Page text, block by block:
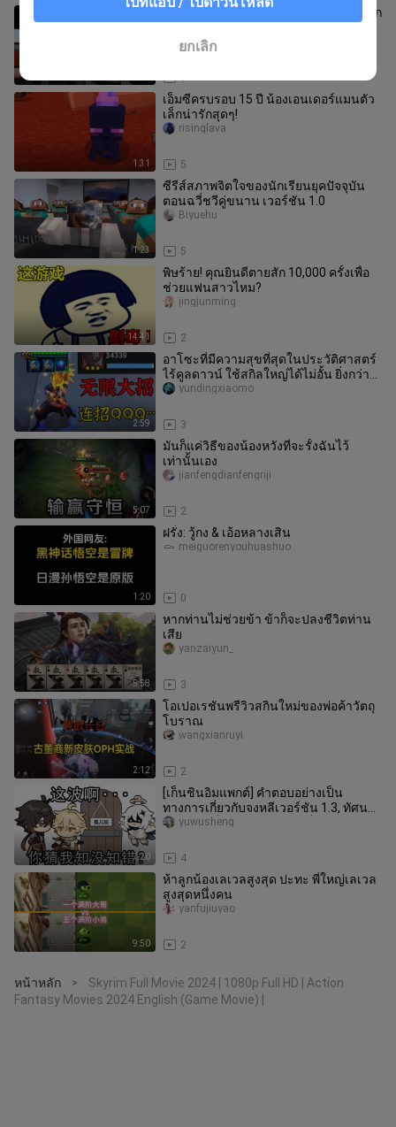
GTA “พระเอกโดดจากรถ” ใครทนกระแทก
ประวัติศาสตร์การพัฒนาระบบฟิสิกส์ขอ
1
yuzhouyuangame
1:31
เอ็มซีครบรอบ 15 ปี น้องเอนเดอร์แมนตัว
เล็กน่ารักสุดๆ!
5
risinglava
1:23
ซีรีส์สภาพจิตใจของนักเรียนยุคปัจจุบัน
ตอนฉวี่ชวีคู่ขนาน เวอร์ชัน 1.0
5
Biyuehu
14:41
พิษร้าย! คุณยินดีตายสัก 10,000 ครั้งเพื่อ
ช่วยแฟนสาวไหม?
2
jingjunming
2:59
อาโซะที่มีความสุขที่สุดในประวัติศาสตร์
ไร้คูลดาวน์ ใช้สกิลใหญ่ได้ไม่อั้น ยิ่งกว่า
โนบิตะเสียอีก!
3
yundingxiaomo
5:07
มันก็แค่วิธีของน้องหวังที่จะรั้งฉันไว้
เท่านั้นเอง
2
jianfengdianfengriji
1:20
ฝรั่ง: วู้กง & เอ้อหลางเสิน
0
meiguorenyouhuashuo
5:58
หากท่านไม่ช่วยข้า ข้าก็จะปลงชีวิตท่าน
เสีย
3
yanzaiyun_
2:12
โอเปอเรชันพรีวิวสกินใหม่ของพ่อค้าวัตถุ
โบราณ
2
wangxianruyi
7:20
[เก็นชินอิมแพกต์] คำตอบอย่างเป็น
ทางการเกี่ยวกับจงหลีเวอร์ชัน 1.3, ทัศนะ
ส่วนตัว (เป็นเพียงความคิดเห็น
4
yuwusheng
9:50
ห้าลูกน้องเลเวลสูงสุด ปะทะ พี่ใหญ่เลเวล
สูงสุดหนึ่งคน
2
yanfujiuyao
หน้าหลัก >
Skyrim Full Movie 2024 | 1080p Full HD | Action
Fantasy Movies 2024 English (Game Movie) |
ยกเลิก